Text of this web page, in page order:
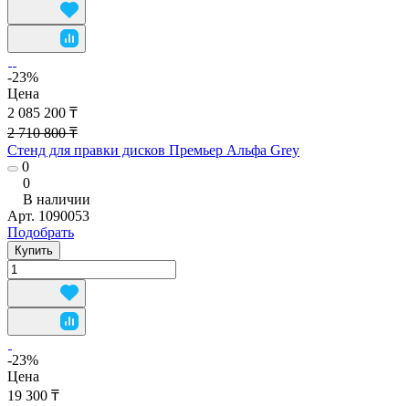
-23%
Цена
2 085 200 ₸
2 710 800 ₸
Стенд для правки дисков Премьер Альфа Grey
0
0
В наличии
Арт. 1090053
Подобрать
Купить
-23%
Цена
19 300 ₸